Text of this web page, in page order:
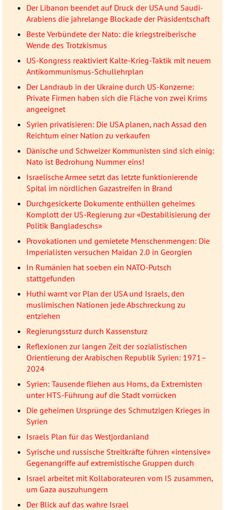
Der Libanon beendet auf Druck der USA und Saudi-
Arabiens die jahrelange Blockade der Präsidentschaft
Beste Verbündete der Nato: die kriegstreiberische
Wende des Trotzkismus
US-Kongress reaktiviert Kalte-Krieg-Taktik mit neuem
Antikommunismus-Schullehrplan
Der Landraub in der Ukraine durch US-Konzerne:
Private Firmen haben sich die Fläche von zwei Krims
angeeignet
Syrien privatisieren: Die USA planen, nach Assad den
Reichtum einer Nation zu verkaufen
Dänische und Schweizer Kommunisten sind sich einig:
Nato ist Bedrohung Nummer eins!
Israelische Armee setzt das letzte funktionierende
Spital im nördlichen Gazastreifen in Brand
Durchgesickerte Dokumente enthüllen geheimes
Komplott der US-Regierung zur «Destabilisierung der
Politik Bangladeschs»
Provokationen und gemietete Menschenmengen: Die
Imperialisten versuchen Maidan 2.0 in Georgien
In Rumänien hat soeben ein NATO-Putsch
stattgefunden
Huthi warnt vor Plan der USA und Israels, den
muslimischen Nationen jede Abschreckung zu
entziehen
Regierungssturz durch Kassensturz
Reflexionen zur langen Zeit der sozialistischen
Orientierung der Arabischen Republik Syrien: 1971–
2024
Syrien: Tausende fliehen aus Homs, da Extremisten
unter HTS-Führung auf die Stadt vorrücken
Die geheimen Ursprünge des Schmutzigen Krieges in
Syrien
Israels Plan für das Westjordanland
Syrische und russische Streitkräfte führen «intensive»
Gegenangriffe auf extremistische Gruppen durch
Israel arbeitet mit Kollaborateuren vom IS zusammen,
um Gaza auszuhungern
Der Blick auf das wahre Israel